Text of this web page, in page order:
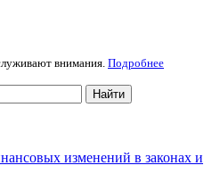
внимания. Подробнее
Найти
изменений в законах и